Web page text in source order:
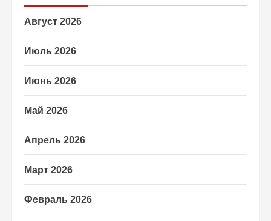
Август 2026
Июль 2026
Июнь 2026
Май 2026
Апрель 2026
Март 2026
Февраль 2026